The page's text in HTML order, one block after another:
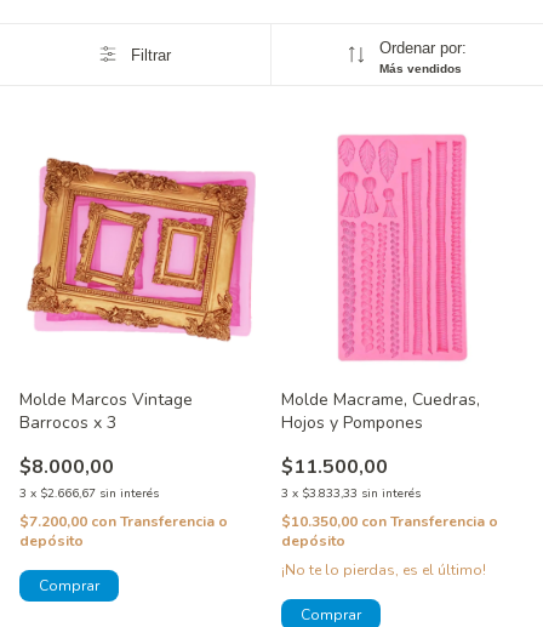
Filtrar Ordenar por:
Más vendidos
Molde Marcos Vintage
Barrocos x 3
$8.000,00
3 x $2.666,67 sin interés
$7.200,00 conTransferencia o
depósito
Molde Macrame, Cuedras,
Hojos y Pompones
$11.500,00
3 x $3.833,33 sin interés
$10.350,00 conTransferencia o
depósito
¡No te lo pierdas, es el último!